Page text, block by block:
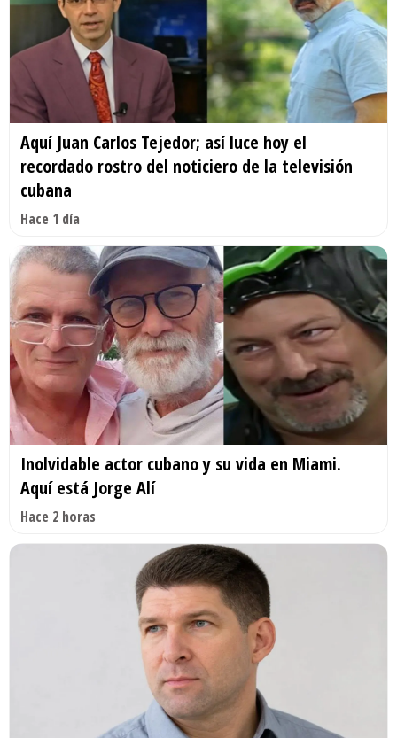
Aquí Juan Carlos Tejedor; así luce hoy el
recordado rostro del noticiero de la televisión
cubana
Hace 1 día
Inolvidable actor cubano y su vida en Miami.
Aquí está Jorge Alí
Hace 2 horas